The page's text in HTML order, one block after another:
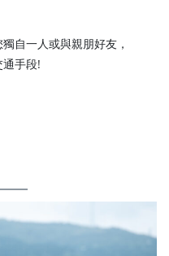
自一人或與親朋好友，
手段!